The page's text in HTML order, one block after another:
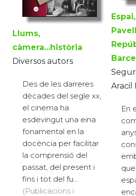
Llums,
càmera...història
Diversos autors
Des de les darreres
dècades del segle xx,
el cinema ha
esdevingut una eina
fonamental en la
docència per facilitar
la comprensió del
passat, del present i
fins i tot del fu...
(Publicacions i
Aracil
En